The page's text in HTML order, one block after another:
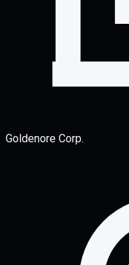
Goldenore Corp.